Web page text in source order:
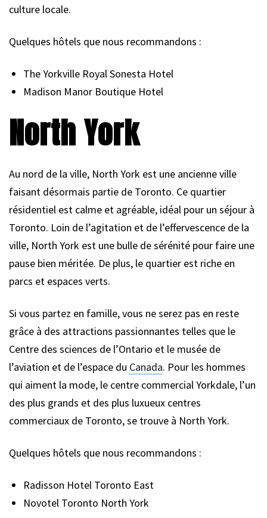
culture locale.
Quelques hôtels que nous recommandons :
The Yorkville Royal Sonesta Hotel
Madison Manor Boutique Hotel
North York
Au nord de la ville, North York est une ancienne ville
faisant désormais partie de Toronto. Ce quartier
résidentiel est calme et agréable, idéal pour un séjour à
Toronto. Loin de l’agitation et de l’effervescence de la
ville, North York est une bulle de sérénité pour faire une
pause bien méritée. De plus, le quartier est riche en
parcs et espaces verts.
Si vous partez en famille, vous ne serez pas en reste
grâce à des attractions passionnantes telles que le
Centre des sciences de l’Ontario et le musée de
l’aviation et de l’espace du Canada. Pour les hommes
qui aiment la mode, le centre commercial Yorkdale, l’un
des plus grands et des plus luxueux centres
commerciaux de Toronto, se trouve à North York.
Quelques hôtels que nous recommandons :
Radisson Hotel Toronto East
Novotel Toronto North York